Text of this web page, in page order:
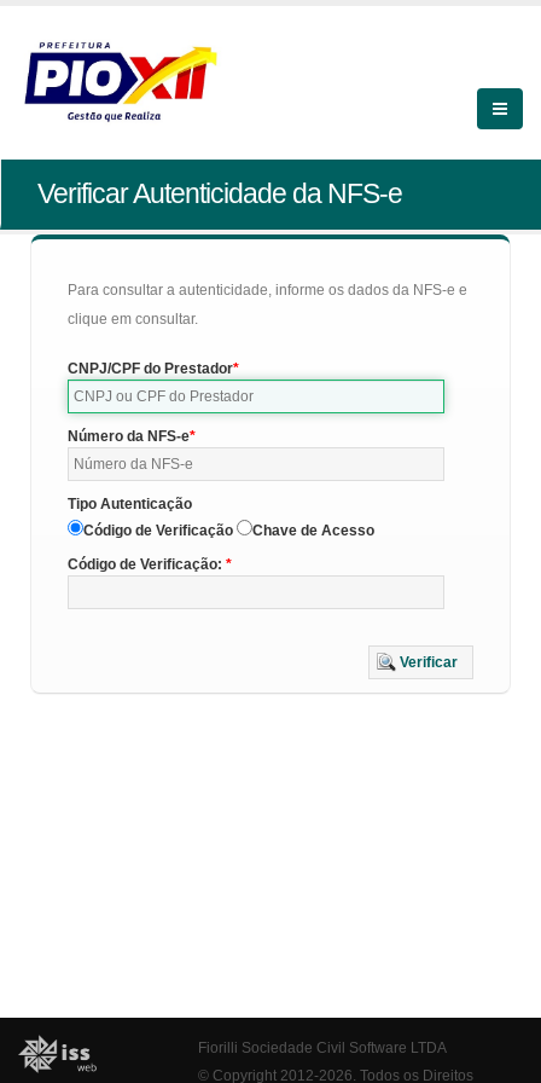
Verificar Autenticidade da NFS-e
Para consultar a autenticidade, informe os dados da NFS-e e
clique em consultar.
CNPJ/CPF do Prestador
Número da NFS-e
Tipo Autenticação
Código de Verificação
Chave de Acesso
Código de Verificação:
Verificar
Fiorilli Sociedade Civil Software LTDA
© Copyright 2012-2026. Todos os Direitos